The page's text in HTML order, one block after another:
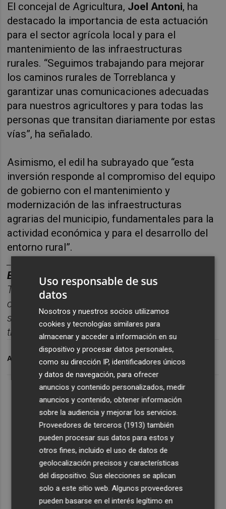
El concejal de Agricultura, Joel Antoni, ha
destacado la importancia de esta actuación
para el sector agrícola local y para el
mantenimiento de las infraestructuras
rurales. “Seguimos trabajando para mejorar
los caminos rurales de Torreblanca y
garantizar unas comunicaciones adecuadas
para nuestros agricultores y para todas las
personas que transitan diariamente por estas
vías”, ha señalado.
Asimismo, el edil ha subrayado que “esta
inversión responde al compromiso del equipo
de gobierno con el mantenimiento y
modernización de las infraestructuras
agrarias del municipio, fundamentales para la
actividad económica y para el desarrollo del
entorno rural”.
BOLET ÍN DE EMPRESAS E INNOVACIÓN.
Toda la información empresarial de Castellón,
concentrada en un ú
seguir la actualidad sin perder
tiempo.Suscríbete gratis al boletín aquí.
ARCHIVADO EN TORREBLANCA
Uso responsable de sus
datos
Nosotros y nuestros socios utilizamos
cookies y tecnologías similares para
almacenar y acceder a información en su
dispositivo y procesar datos personales,
como su dirección IP, identificadores únicos
y datos de navegación, para ofrecer
anuncios y contenido personalizados, medir
anuncios y contenido, obtener información
sobre la audiencia y mejorar los servicios.
Proveedores de terceros (1913) también
pueden procesar sus datos para estos y
otros fines, incluido el uso de datos de
geolocalización precisos y características
del dispositivo. Sus elecciones se aplican
solo a este sitio web. Algunos proveedores
pueden basarse en el interés legítimo en